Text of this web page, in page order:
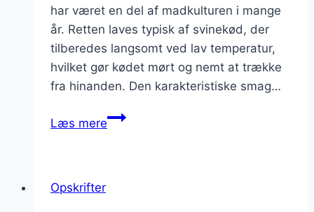
har været en del af madkulturen i mange
år. Retten laves typisk af svinekød, der
tilberedes langsomt ved lav temperatur,
hvilket gør kødet mørt og nemt at trække
fra hinanden. Den karakteristiske smag…
Læs merePulled
Opskrifter